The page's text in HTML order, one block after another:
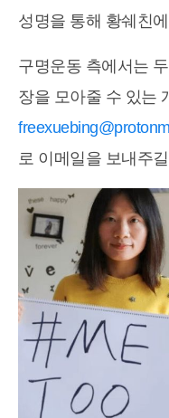
성명을 통해 황쉐친
구명운동 측에서는
장을 모아줄 수 있는
로 이메일을 보내주